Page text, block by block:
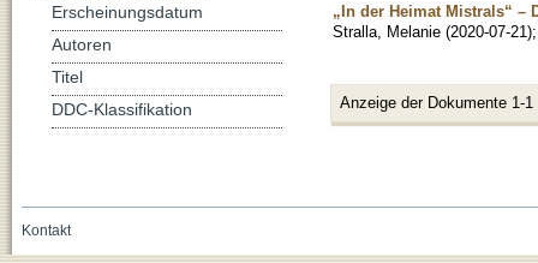
„In der Heimat Mistrals“ –
Stralla, Melanie (2020-07-21)
Anzeige der Dokumente 1-1
Erscheinungsdatum
Autoren
Titel
DDC-Klassifikation
Kontakt